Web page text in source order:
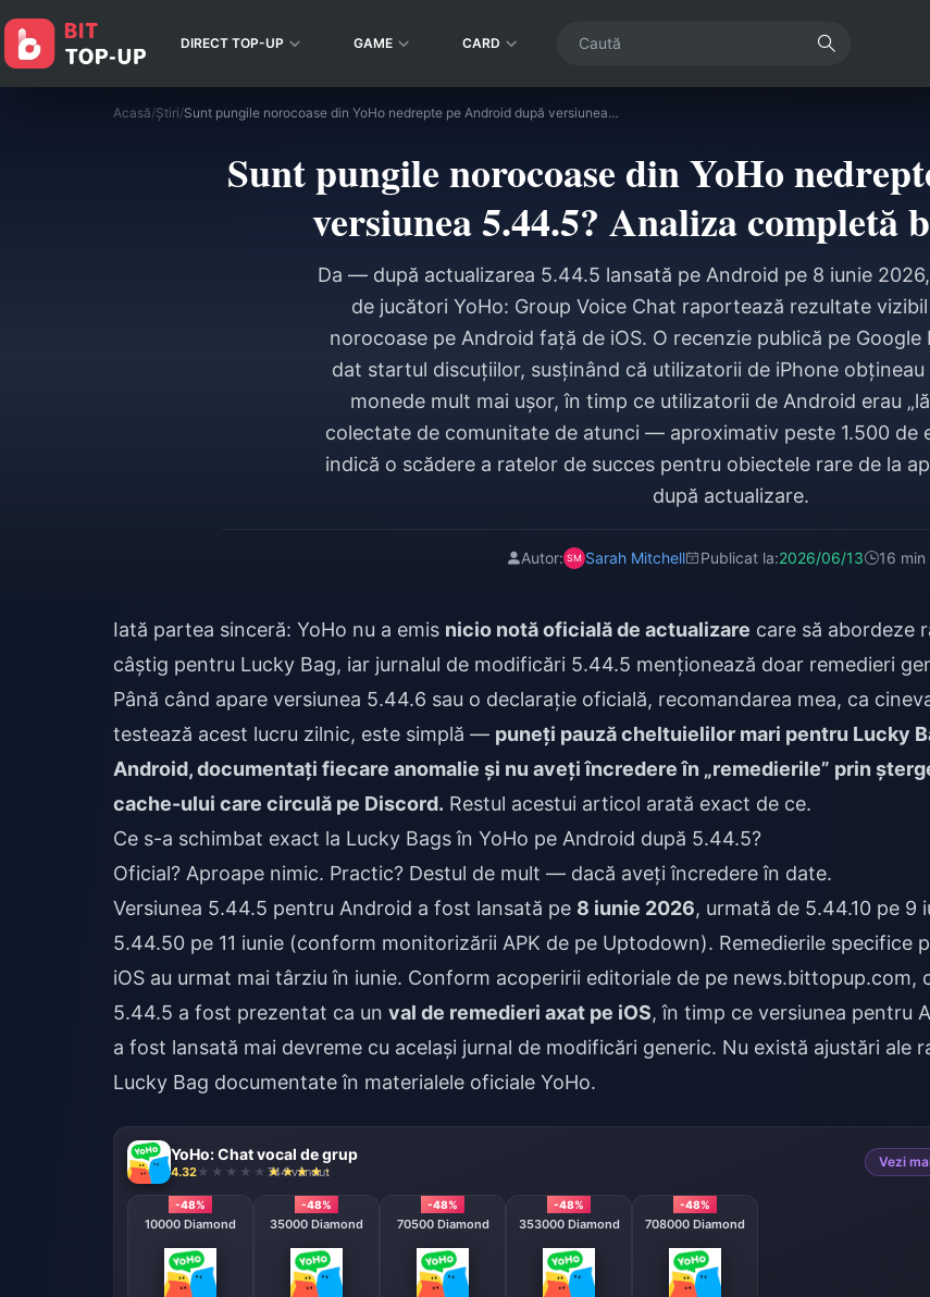
DIRECT TOP-UP GAME CARD
Acasă/Știri/ Sunt pungile norocoase din YoHo nedrepte pe Android după versiunea 5.44.5? Analiza completă bazată pe date
Sunt pungile norocoase din YoHo
versiunea 5.44.5? Analiza completă
Da — după actualizarea 5.44.5 lansată pe Android pe 8 iunie
de jucători YoHo: Group Voice Chat raportează rezultate
norocoase pe Android față de iOS. O recenzie publică pe Google
dat startul discuțiilor, susținând că utilizatorii de iPhone
monede mult mai ușor, în timp ce utilizatorii de Android erau
colectate de comunitate de atunci — aproximativ peste 1.500
indică o scădere a ratelor de succes pentru obiectele rare de la
după actualizare.
Autor: Sarah Mitchell Publicat la:2026/06/13 16
Iată partea sinceră: YoHo nu a emis nicio notă oficială de actualizare care să abordeze
câștig pentru Lucky Bag, iar jurnalul de modificări 5.44.5 menționează doar remedieri
Până când apare versiunea 5.44.6 sau o declarație oficială, recomandarea mea, ca
testează acest lucru zilnic, este simplă — puneți pauză cheltuielilor mari pentru Lucky
Android, documentați fiecare anomalie și nu aveți încredere în „remedierile” prin
cache-ului care circulă pe Discord. Restul acestui articol arată exact de ce.
Ce s-a schimbat exact la Lucky Bags în YoHo pe Android după 5.44.5?
Oficial? Aproape nimic. Practic? Destul de mult — dacă aveți încredere în date.
Versiunea 5.44.5 pentru Android a fost lansată pe 8 iunie 2026, urmată de 5.44.10 pe 9
5.44.50 pe 11 iunie (conform monitorizării APK de pe Uptodown). Remedierile specifice
iOS au urmat mai târziu în iunie. Conform acoperirii editoriale de pe news.bittopup.com,
5.44.5 a fost prezentat ca un val de remedieri axat pe iOS, în timp ce versiunea pentru
a fost lansată mai devreme cu același jurnal de modificări generic. Nu există ajustări ale
Lucky Bag documentate în materialele oficiale YoHo.
YoHo: Chat vocal de grup
4.32 744 vândut
Vezi
-48%
10000 Diamond
-48%
35000 Diamond
-48%
70500 Diamond
-48%
353000 Diamond
-48%
708000 Diamond